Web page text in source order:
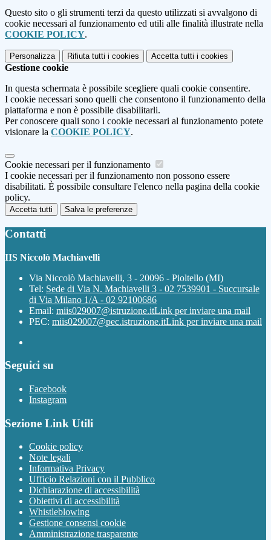
Questo sito o gli strumenti terzi da questo utilizzati si avvalgono di
cookie necessari al funzionamento ed utili alle finalità illustrate nella
COOKIE POLICY.
Personalizza Rifiuta tutti i cookies Accetta tutti i cookies
Gestione cookie
In questa schermata è possibile scegliere quali cookie consentire.
I cookie necessari sono quelli che consentono il funzionamento della
piattaforma e non è possibile disabilitarli.
Per conoscere quali sono i cookie necessari al funzionamento potete
visionare la COOKIE POLICY.
Cookie necessari per il funzionamento
I cookie necessari per il funzionamento non possono essere
disabilitati. È possibile consultare l'elenco nella pagina della cookie
policy.
Accetta tutti Salva le preferenze
Contatti
IIS Niccolò Machiavelli
Via Niccolò Machiavelli, 3 - 20096 - Pioltello (MI)
Tel: Sede di Via N. Machiavelli 3 - 02 7539901 - Succursale
di Via Milano 1/A - 02 92100686
Email: miis029007@istruzione.itLink per inviare una mail
PEC: miis029007@pec.istruzione.itLink per inviare una mail
Seguici su
Facebook
Instagram
Sezione Link Utili
Cookie policy
Note legali
Informativa Privacy
Ufficio Relazioni con il Pubblico
Dichiarazione di accessibilità
Obiettivi di accessibilità
Whistleblowing
Gestione consensi cookie
Amministrazione trasparente